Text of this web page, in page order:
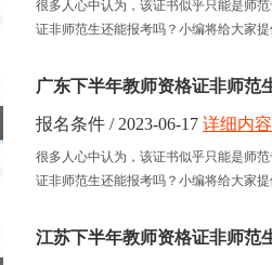
很多人心中认为，该证书似乎只能是师
证非师范生还能报考吗？小编将给大家提
广东下半年教师资格证非师范
报名条件 / 2023-06-17
很多人心中认为，该证书似乎只能是师
证非师范生还能报考吗？小编将给大家提
详细内
江苏下半年教师资格证非师范